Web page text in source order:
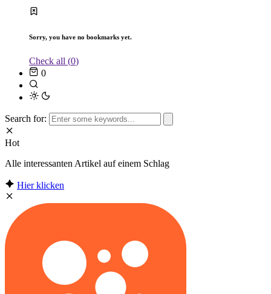
Sorry, you have no bookmarks yet.
Check all (0)
0
Search for:
Hot
Alle interessanten Artikel auf einem Schlag
Hier klicken